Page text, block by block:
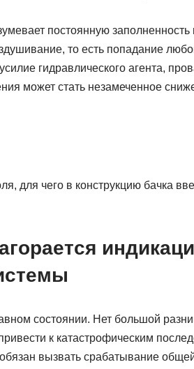
постоянную заполненность
то есть попадание
гидравлического агента,
может стать незамеченное
для чего в конструкцию бачка
состоянии. Нет большой
к катастрофическим
вызвать срабатывание